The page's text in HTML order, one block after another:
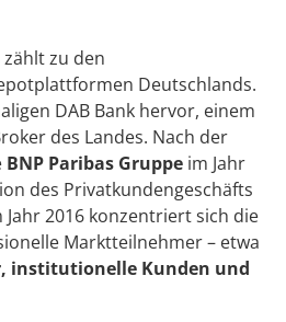
zählt zu den
Deutschlands.
DAB Bank hervor, einem
des Landes. Nach der
BNP Paribas Gruppe im Jahr
des Privatkundengeschäfts
2016 konzentriert sich die
Marktteilnehmer – etwa
institutionelle Kunden und